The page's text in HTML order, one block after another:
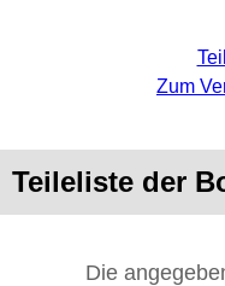
Zum
Teileliste der
Die